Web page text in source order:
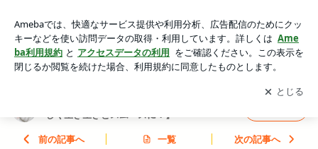
② | 板橋・ヨガ＠プライベート・少人数【自分らしく生き生き
とスムーズに！】
アプリをダウンロードして ブログの更新通知
を受け取りまし
ょう。
開く
しく生き生きとスムーズに！】
前の記事へ 一覧 次の記事へ